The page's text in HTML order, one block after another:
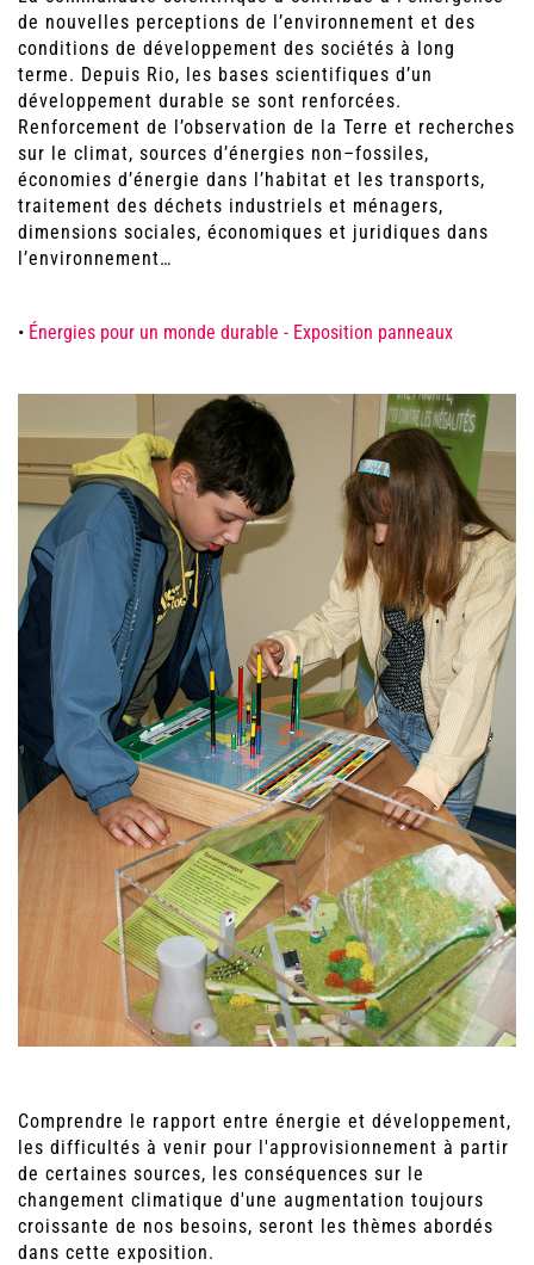
de nouvelles perceptions de l’environnement et des
conditions de développement des sociétés à long
terme. Depuis Rio, les bases scientifiques d’un
développement durable se sont renforcées.
Renforcement de l’observation de la Terre et recherches
sur le climat, sources d’énergies non–fossiles,
économies d’énergie dans l’habitat et les transports,
traitement des déchets industriels et ménagers,
dimensions sociales, économiques et juridiques dans
l’environnement…
• Énergies pour un monde durable - Exposition panneaux
Comprendre le rapport entre énergie et développement,
les difficultés à venir pour l'approvisionnement à partir
de certaines sources, les conséquences sur le
changement climatique d'une augmentation toujours
croissante de nos besoins, seront les thèmes abordés
dans cette exposition.